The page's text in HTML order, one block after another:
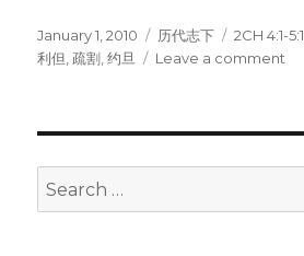
Posted
on
January 1, 2010 Categories
历代志下 Tags
2CH 4:1-5:1
利但 ,疏割 ,约旦 Leave a comment
备
Search
for: